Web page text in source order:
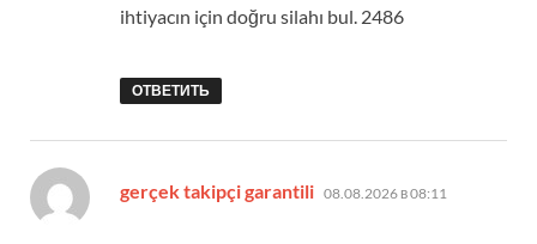
ihtiyacın için doğru silahı bul. 2486
ОТВЕТИТЬ
gerçek takipçi garantili 08.08.2026 в 08:11